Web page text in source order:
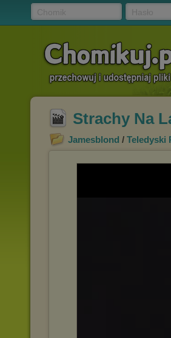
Strachy Na
Jamesblond / Teledyski